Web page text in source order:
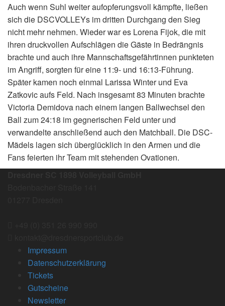
Auch wenn Suhl weiter aufopferungsvoll kämpfte, ließen
sich die DSCVOLLEYs im dritten Durchgang den Sieg
nicht mehr nehmen. Wieder war es Lorena Fijok, die mit
ihren druckvollen Aufschlägen die Gäste in Bedrängnis
brachte und auch ihre Mannschaftsgefährtinnen punkteten
im Angriff, sorgten für eine 11:9- und 16:13-Führung.
Später kamen noch einmal Larissa Winter und Eva
Zatkovic aufs Feld. Nach insgesamt 83 Minuten brachte
Victoria Demidova nach einem langen Ballwechsel den
Ball zum 24:18 im gegnerischen Feld unter und
verwandelte anschließend auch den Matchball. Die DSC-
Mädels lagen sich überglücklich in den Armen und die
Fans feierten ihr Team mit stehenden Ovationen.
Impressum
Datenschutzerklärung
Tickets
Gutscheine
Newsletter